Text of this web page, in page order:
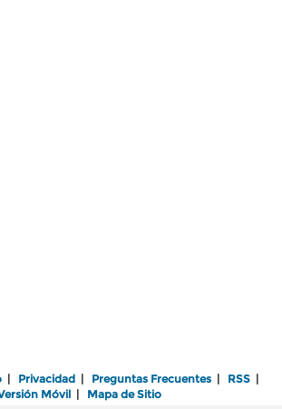
| Privacidad | Preguntas Frecuentes | RSS |
Móvil| Mapa de Sitio